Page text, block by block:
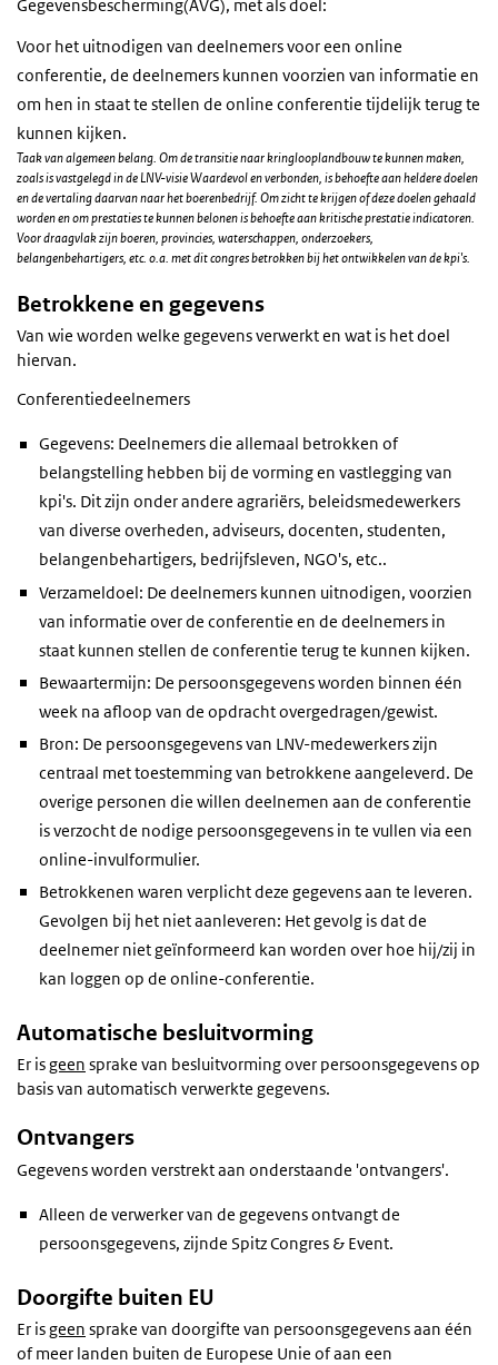
Gegevensbescherming(AVG), met als doel:
Voor het uitnodigen van deelnemers voor een online
conferentie, de deelnemers kunnen voorzien van informatie en
om hen in staat te stellen de online conferentie tijdelijk terug te
kunnen kijken.
Taak van algemeen belang. Om de transitie naar kringlooplandbouw te kunnen maken,
zoals is vastgelegd in de LNV-visie Waardevol en verbonden, is behoefte aan heldere doelen
en de vertaling daarvan naar het boerenbedrijf. Om zicht te krijgen of deze doelen gehaald
worden en om prestaties te kunnen belonen is behoefte aan kritische prestatie indicatoren.
Voor draagvlak zijn boeren, provincies, waterschappen, onderzoekers,
belangenbehartigers, etc. o.a. met dit congres betrokken bij het ontwikkelen van de kpi's.
Betrokkene en gegevens
Van wie worden welke gegevens verwerkt en wat is het doel
hiervan.
Conferentiedeelnemers
Gegevens: Deelnemers die allemaal betrokken of
belangstelling hebben bij de vorming en vastlegging van
kpi's. Dit zijn onder andere agrariërs, beleidsmedewerkers
van diverse overheden, adviseurs, docenten, studenten,
belangenbehartigers, bedrijfsleven, NGO's, etc..
Verzameldoel: De deelnemers kunnen uitnodigen, voorzien
van informatie over de conferentie en de deelnemers in
staat kunnen stellen de conferentie terug te kunnen kijken.
Bewaartermijn: De persoonsgegevens worden binnen één
week na afloop van de opdracht overgedragen/gewist.
Bron: De persoonsgegevens van LNV-medewerkers zijn
centraal met toestemming van betrokkene aangeleverd. De
overige personen die willen deelnemen aan de conferentie
is verzocht de nodige persoonsgegevens in te vullen via een
online-invulformulier.
Betrokkenen waren verplicht deze gegevens aan te leveren.
Gevolgen bij het niet aanleveren: Het gevolg is dat de
deelnemer niet geïnformeerd kan worden over hoe hij/zij in
kan loggen op de online-conferentie.
Automatische besluitvorming
Er isgeen sprake van besluitvorming over persoonsgegevens op
basis van automatisch verwerkte gegevens.
Ontvangers
Gegevens worden verstrekt aan onderstaande 'ontvangers'.
Alleen de verwerker van de gegevens ontvangt de
persoonsgegevens, zijnde Spitz Congres & Event.
Doorgifte buiten EU
Er isgeen sprake van doorgifte van persoonsgegevens aan één
of meer landen buiten de Europese Unie of aan een